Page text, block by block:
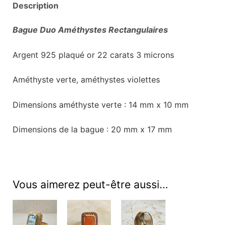
Description
Bague Duo Améthystes Rectangulaires
Argent 925 plaqué or 22 carats 3 microns
Améthyste verte, améthystes violettes
Dimensions améthyste verte : 14 mm x 10 mm
Dimensions de la bague : 20 mm x 17 mm
Vous aimerez peut-être aussi…